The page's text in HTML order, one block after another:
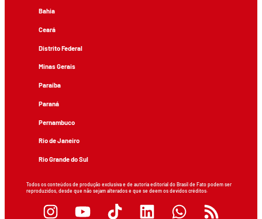
Bahia
Ceará
Distrito Federal
Minas Gerais
Paraíba
Paraná
Pernambuco
Rio de Janeiro
Rio Grande do Sul
Todos os conteúdos de produção exclusiva e de autoria editorial do Brasil de Fato podem ser
reproduzidos, desde que não sejam alterados e que se deem os devidos créditos.